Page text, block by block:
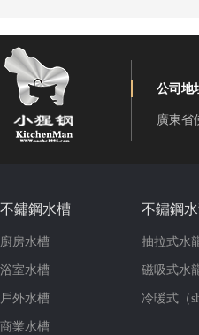
公司地
廣東省
不鏽鋼水槽
廚房水槽
浴室水槽
戶外水槽
商業水槽
不鏽鋼
抽拉式水
磁吸式水
冷暖式（